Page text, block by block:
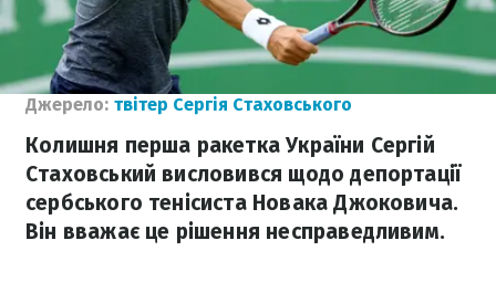
Джерело: твітер Сергія Стаховського
Колишня перша ракетка України Сергій
Стаховський висловився щодо депортації
сербського тенісиста Новака Джоковича.
Він вважає це рішення несправедливим.